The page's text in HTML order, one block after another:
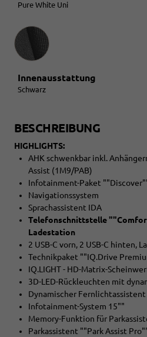
Pure White Uni
Innenausstattung
Innenausstattung
Schwarz
BESCHREIBUNG
HIGHLIGHTS:
AHK schwenkbar inkl.
Assist (1M9/PAB)
Infotainment-Paket
Navigationssystem
Sprachassistent IDA
Telefonschnittstelle
Ladestation
2 USB-C vorn, 2 USB-C hinten,
Technikpaket ""IQ.Drive
IQ.LIGHT - HD-Matrix-
3D-LED-Rückleuchten mit
Dynamischer
Infotainment-System 15""
Memory-Funktion für
Parkassistent ""Park Assist